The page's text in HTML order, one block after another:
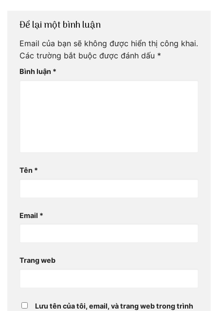
Để lại một bình luận
Email của bạn sẽ không được hiển thị công khai.
Các trường bắt buộc được đánh dấu *
Bình luận *
Tên *
Email *
Trang web
Lưu tên của tôi, email, và trang web trong trình